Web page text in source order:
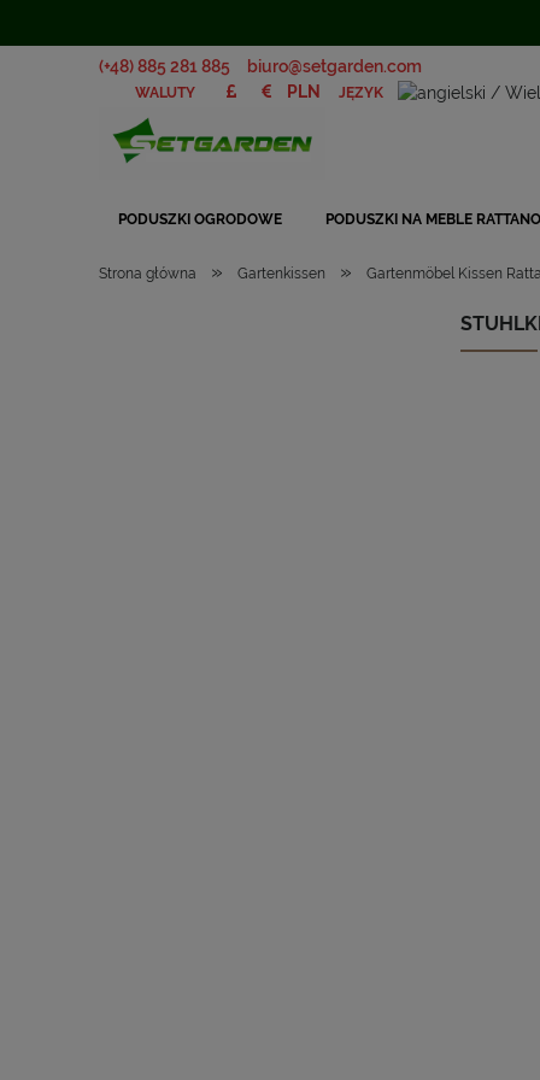
(+48) 885 281 885 biuro@setgarden.com
JĘZYK
WALUTY
PODUSZKI OGRODOWE PODUSZKI NA MEBLE
Strona główna » Gartenkissen » Gartenmöbel Kissen